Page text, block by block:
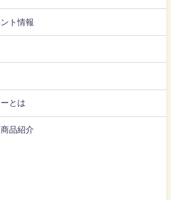
ト情報
とは
品紹介